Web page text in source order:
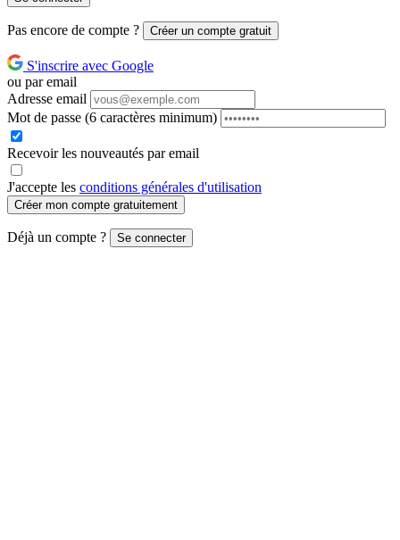
Pas encore de compte ? Créer un compte gratuit
S'inscrire avec Google
ou par email
Adresse email
Mot de passe (6 caractères minimum)
Recevoir les nouveautés par email
J'accepte les conditions générales d'utilisation
Créer mon compte gratuitement
Déjà un compte ? Se connecter